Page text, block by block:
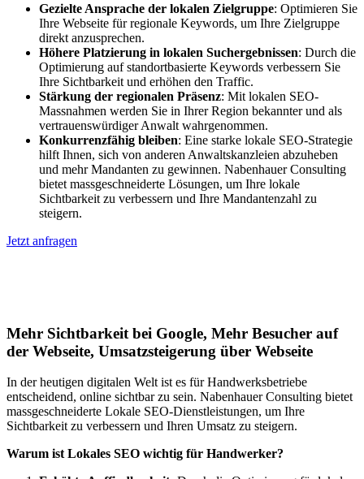
Gezielte Ansprache der lokalen Zielgruppe: Optimieren Sie
Ihre Webseite für regionale Keywords, um Ihre Zielgruppe
direkt anzusprechen.
Höhere Platzierung in lokalen Suchergebnissen: Durch die
Optimierung auf standortbasierte Keywords verbessern Sie
Ihre Sichtbarkeit und erhöhen den Traffic.
Stärkung der regionalen Präsenz: Mit lokalen SEO-
Massnahmen werden Sie in Ihrer Region bekannter und als
vertrauenswürdiger Anwalt wahrgenommen.
Konkurrenzfähig bleiben: Eine starke lokale SEO-Strategie
hilft Ihnen, sich von anderen Anwaltskanzleien abzuheben
und mehr Mandanten zu gewinnen. Nabenhauer Consulting
bietet massgeschneiderte Lösungen, um Ihre lokale
Sichtbarkeit zu verbessern und Ihre Mandantenzahl zu
steigern.
Jetzt anfragen
Mehr Sichtbarkeit bei Google, Mehr Besucher auf
der Webseite, Umsatzsteigerung über Webseite
In der heutigen digitalen Welt ist es für Handwerksbetriebe
entscheidend, online sichtbar zu sein. Nabenhauer Consulting bietet
massgeschneiderte Lokale SEO-Dienstleistungen, um Ihre
Sichtbarkeit zu verbessern und Ihren Umsatz zu steigern.
Warum ist Lokales SEO wichtig für Handwerker?